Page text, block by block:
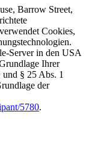
Barrow Street,
Cookies,
Server in den USA
Ihrer
§ 25 Abs. 1
der
5780.